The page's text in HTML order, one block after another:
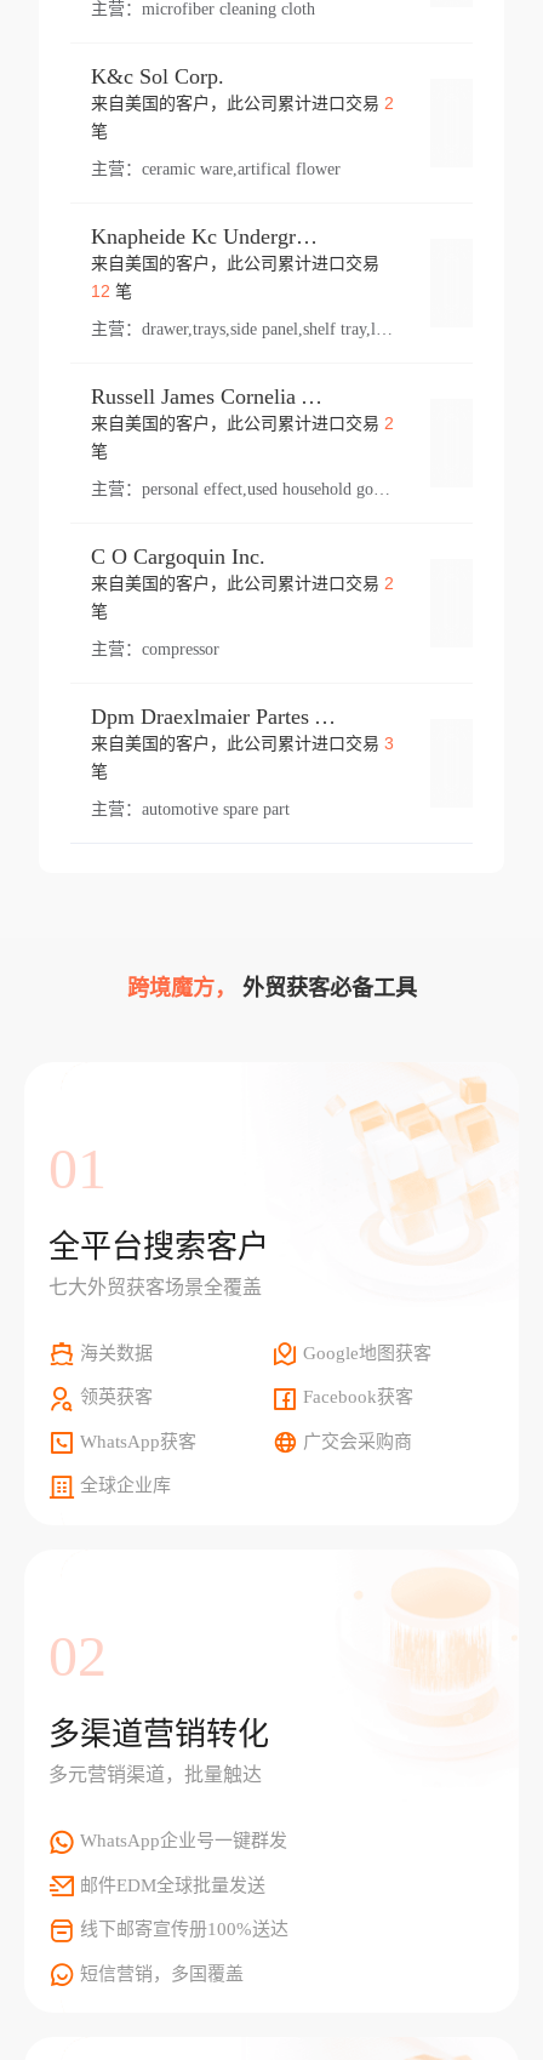
主营： microfiber cleaning cloth
K&c Sol Corp.
来自美国的客户，此公司累计进口交易 2
笔
主营： ceramic ware,artifical flower
Knapheide Kc Underground
来自美国的客户，此公司累计进口交易
12 笔
主营：
Russell James Cornelia Arlington Va
来自美国的客户，此公司累计进口交易 2
笔
主营： personal effect,used household goods
C O Cargoquin Inc.
来自美国的客户，此公司累计进口交易 2
笔
主营： compressor
Dpm Draexlmaier Partes Automotrices Corr Ind Huejotzingo
来自美国的客户，此公司累计进口交易 3
笔
主营： automotive spare part
跨境魔方， 外贸获客必备工具
01
全平台搜索客户
七大外贸获客场景全覆盖
海关数据 Google地图获客
领英获客 Facebook获客
WhatsApp获客 广交会采购商
全球企业库
02
多渠道营销转化
多元营销渠道，批量触达
WhatsApp企业号一键群发
邮件EDM全球批量发送
线下邮寄宣传册100%送达
短信营销，多国覆盖